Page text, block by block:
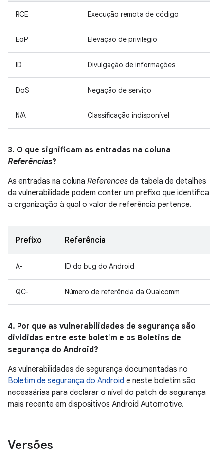
RCE Execução remota de código
EoP Elevação de privilégio
ID Divulgação de informações
DoS Negação de serviço
N/A Classificação indisponível
3. O que significam as entradas na coluna
Referências?
As entradas na coluna References da tabela de detalhes
da vulnerabilidade podem conter um prefixo que identifica
a organização à qual o valor de referência pertence.
Prefixo Referência
A- ID do bug do Android
QC- Número de referência da Qualcomm
4. Por que as vulnerabilidades de segurança são
divididas entre este boletim e os Boletins de
segurança do Android?
As vulnerabilidades de segurança documentadas no
Boletim de segurança do Android e neste boletim são
necessárias para declarar o nível do patch de segurança
mais recente em dispositivos Android Automotive.
Versões